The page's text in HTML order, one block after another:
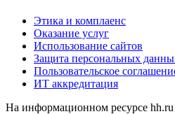
Этика и комплаенс
Оказание услуг
Использование сайтов
Защита персональных
Пользовательское
ИТ аккредитация
На информационном ресурсе hh.ru